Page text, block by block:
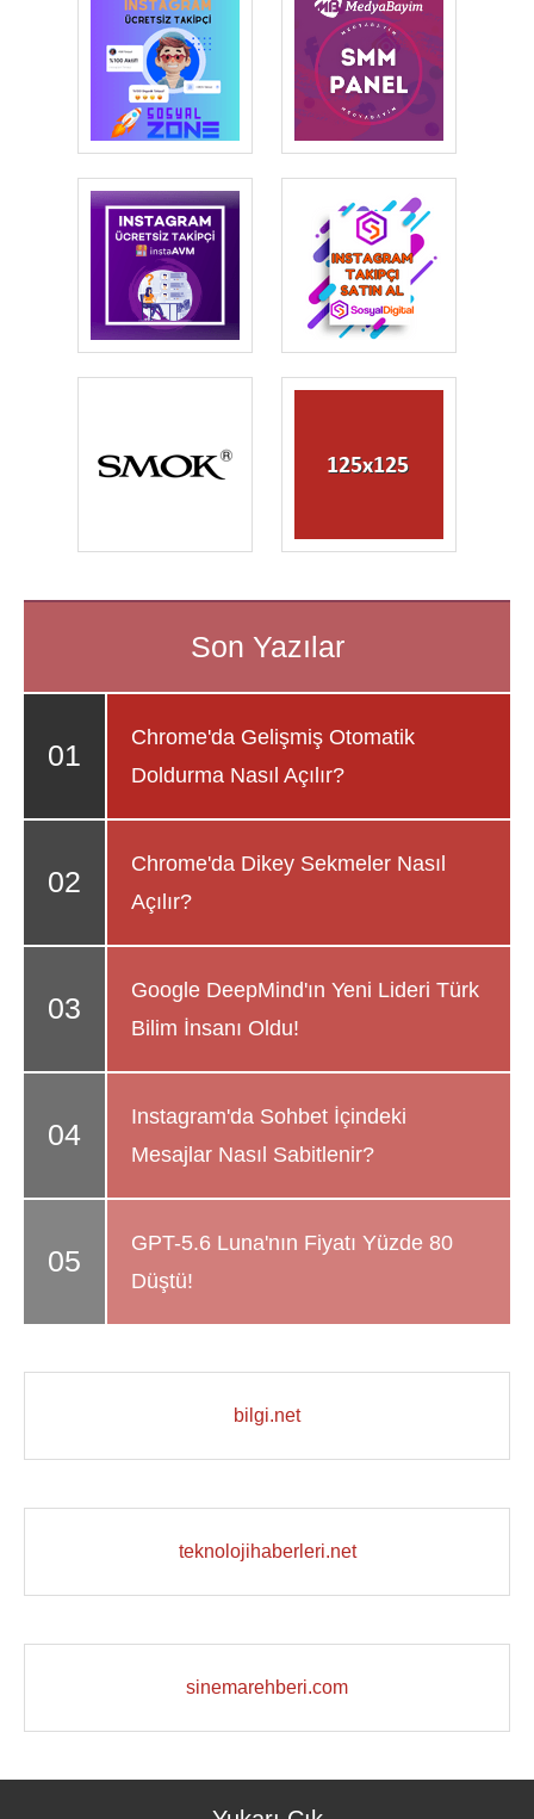
Chrome'da Gelişmiş Otomatik
Doldurma Nasıl Açılır?
Chrome'da Dikey Sekmeler Nasıl
Açılır?
Google DeepMind'ın Yeni Lideri Türk
Bilim İnsanı Oldu!
Instagram'da Sohbet İçindeki
Mesajlar Nasıl Sabitlenir?
GPT-5.6 Luna'nın Fiyatı Yüzde 80
Düştü!
bilgi.net
teknolojihaberleri.net
sinemarehberi.com